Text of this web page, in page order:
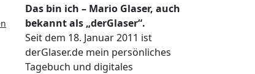
Das bin ich – Mario Glaser, auch
bekannt als „derGlaser“.
Seit dem 18. Januar 2011 ist
derGlaser.de mein persönliches
Tagebuch und digitales